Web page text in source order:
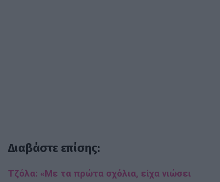
Διαβάστε επίσης:
Τζόλα: «Με τα πρώτα σχόλια, είχα νιώσει